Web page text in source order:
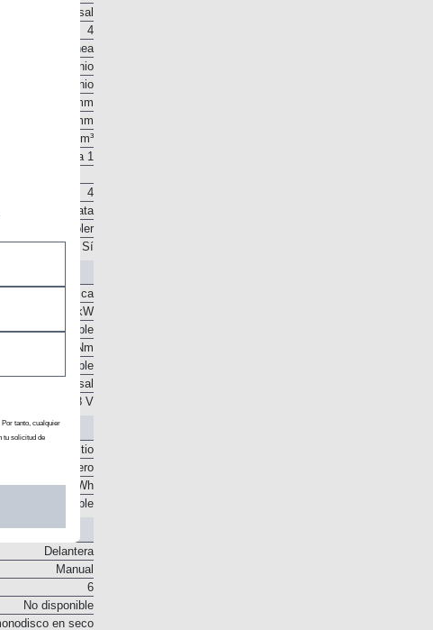
tanto, cualquier
tu solicitud de
2.000 - 3.000 rpm
transversal
4
En línea
Aluminio
Aluminio
73 mm
82 mm
1.373 cm³
4
levas en la culata
Intercooler
corriente eléctrica
14 CV / 10 kW
No disponible
53 Nm
No disponible
transversal
de iones de litio
Central delantero
0,38 kWh
Delantera
Manual
6
No disponible